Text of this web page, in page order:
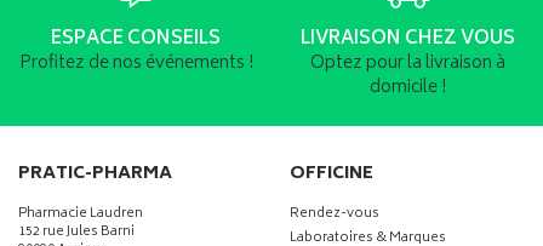
ESPACE CONSEILS
Profitez de nos événements !
LIVRAISON CHEZ VOUS
Optez pour la livraison à
domicile !
PRATIC-PHARMA
Pharmacie Laudren
152 rue Jules Barni
OFFICINE
Rendez-vous
Laboratoires & Marques